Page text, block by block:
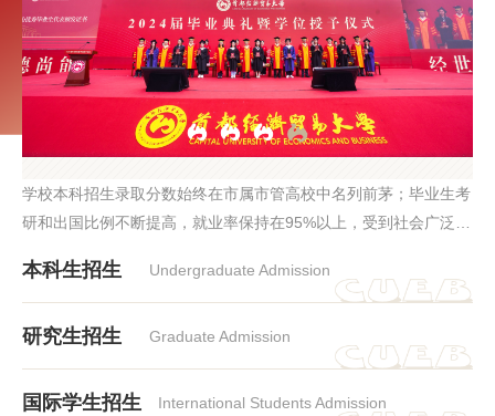
学校本科招生录取分数始终在市属市管高校中名列前茅；毕业生考
研和出国比例不断提高，就业率保持在95%以上，受到社会广泛认
本科生招生 Undergraduate Admission
研究生招生 Graduate Admission
国际学生招生 International Students Admission